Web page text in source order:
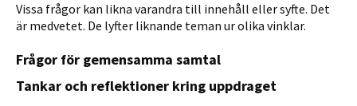
Vissa frågor kan likna varandra till innehåll eller syfte. Det
är medvetet. De lyfter liknande teman ur olika vinklar.
Frågor för gemensamma samtal
Tankar och reflektioner kring uppdraget